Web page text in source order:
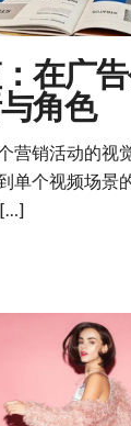
在广
角色
营销活动的
单个视频场景
[…]